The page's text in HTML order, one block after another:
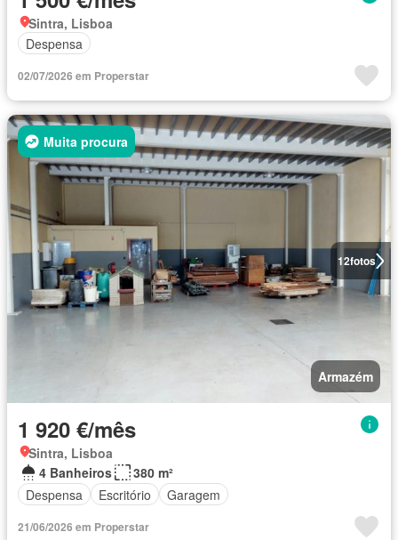
Sintra, Lisboa
Despensa
02/07/2026 em Properstar
12fotos
Muita procura
Armazém
1 920 €/mês
Sintra, Lisboa
4 Banheiros
380 m²
Despensa
Escritório Garagem
21/06/2026 em Properstar